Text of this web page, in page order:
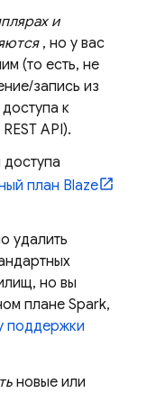
и
, но у вас
(то есть, не
запись из
к
API).
план Blaze
удалить
но вы
плане Spark,
поддержки
новые или